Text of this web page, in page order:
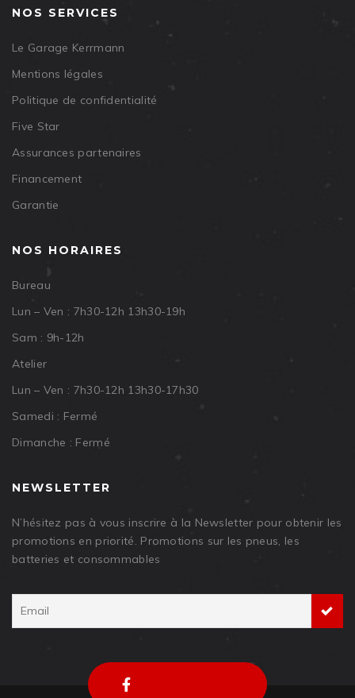
NOS SERVICES
Le Garage Kerrmann
Mentions légales
Politique de confidentialité
Five Star
Assurances partenaires
Financement
Garantie
NOS HORAIRES
Bureau
Lun – Ven : 7h30-12h 13h30-19h
Sam : 9h-12h
Atelier
Lun – Ven : 7h30-12h 13h30-17h30
Samedi : Fermé
Dimanche : Fermé
NEWSLETTER
N’hésitez pas à vous inscrire à la Newsletter pour obtenir les
promotions en priorité. Promotions sur les pneus, les
batteries et consommables